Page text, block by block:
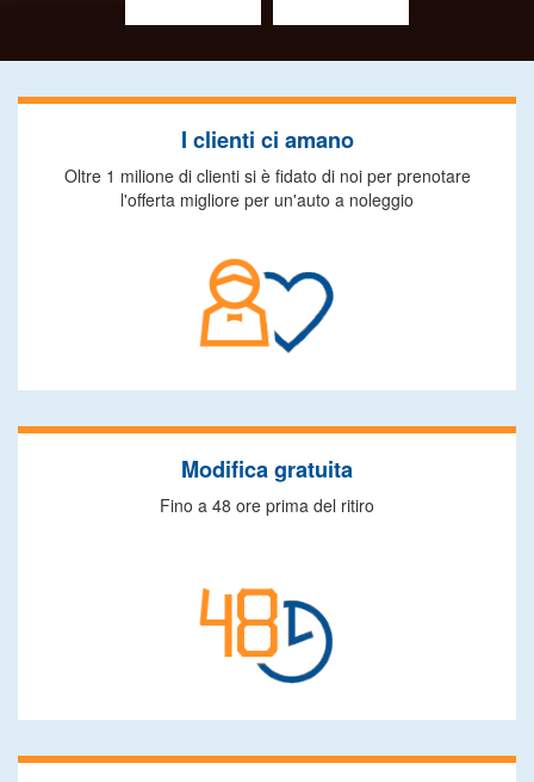
I clienti ci amano
Oltre 1 milione di clienti si è fidato di noi per prenotare
l'offerta migliore per un'auto a noleggio
Modifica gratuita
Fino a 48 ore prima del ritiro